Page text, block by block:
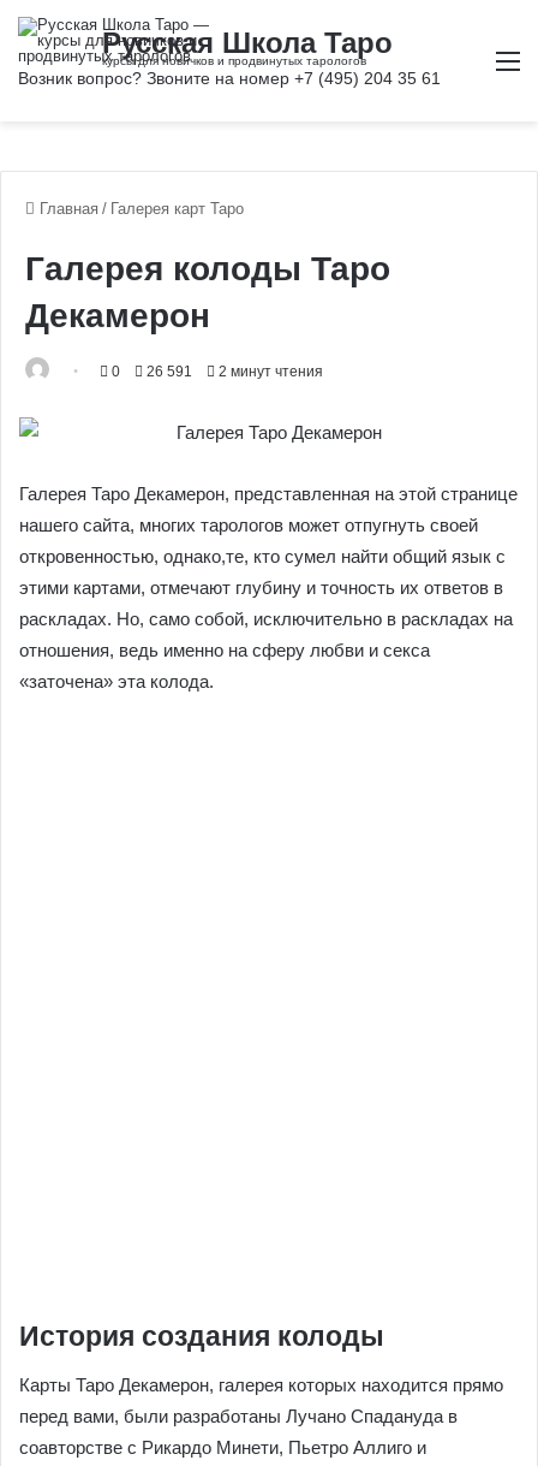
Главная / Галерея карт Таро
Галерея колоды Таро
Декамерон
0 26 591 2 минут чтения
Галерея Таро Декамерон, представленная на этой странице
нашего сайта, многих тарологов может отпугнуть своей
откровенностью, однако,те, кто сумел найти общий язык с
этими картами, отмечают глубину и точность их ответов в
раскладах. Но, само собой, исключительно в раскладах на
отношения, ведь именно на сферу любви и секса
«заточена» эта колода.
История создания колоды
Карты Таро Декамерон, галерея которых находится прямо
перед вами, были разработаны Лучано Спадануда в
соавторстве с Рикардо Минети, Пьетро Аллиго и